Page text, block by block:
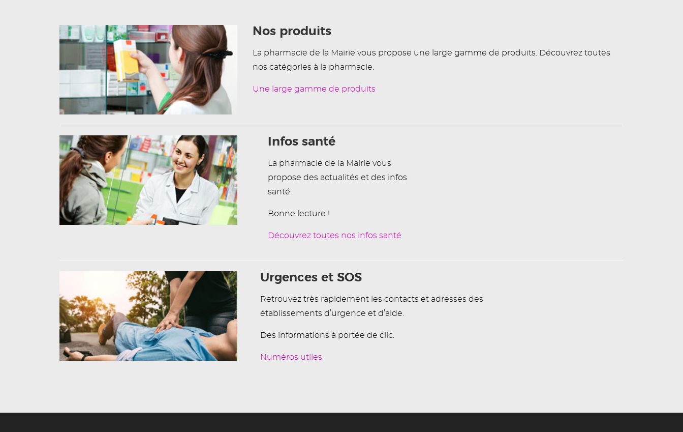
Nos produits
La pharmacie de la Mairie vous propose une large gamme de produits. Découvrez toutes
nos catégories à la pharmacie.
Une large gamme de produits
Infos santé
La pharmacie de la Mairie vous
propose des actualités et des infos
santé.
Bonne lecture !
Découvrez toutes nos infos santé
Urgences et SOS
Retrouvez très rapidement les contacts et adresses des
établissements d’urgence et d’aide.
Des informations à portée de clic.
Numéros utiles